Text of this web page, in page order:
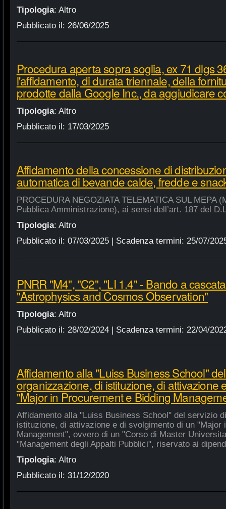
Tipologia: Altro
Pubblicato il: 26/06/2025
Procedura aperta sopra soglia, ex 71 dlgs
l'affidamento, di durata triennale, della
prodotte dalla Google Inc., da aggiudicare
Tipologia: Altro
Pubblicato il: 17/03/2025
Affidamento della concessione di
automatica di bevande calde, fredde e
PROCEDURA NEGOZIATA TELEMATICA SUL MEPA
Pubblica Amministrazione), ai sensi dell’art. 187 del
Tipologia: Altro
Pubblicato il: 07/03/2025| Scadenza termini: 25/07/
PNRR "M4", "C2", "LI 1.4" - Bando a
"Astrophysics and Cosmos Observation"
Tipologia: Altro
Pubblicato il: 28/02/2024| Scadenza termini: 22/04/
Affidamento alla "Luiss Business School"
organizzazione, di istituzione, di attivazione
"Major in Procurement e Bidding
Affidamento alla "Luiss Business School" del servizio
istituzione, di attivazione e di svolgimento di un "Major
Management", ovvero di un "Corso di Master
"Management degli Appalti Pubblici", riservato ai
Tipologia: Altro
Pubblicato il: 31/12/2020